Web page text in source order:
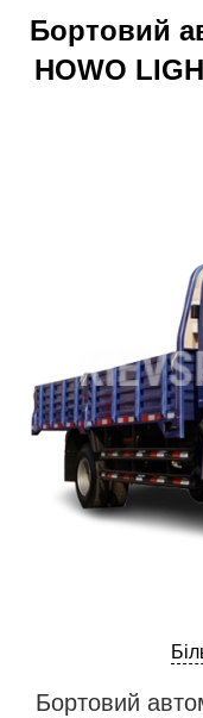
Бортовий
HOWO
Бортовий